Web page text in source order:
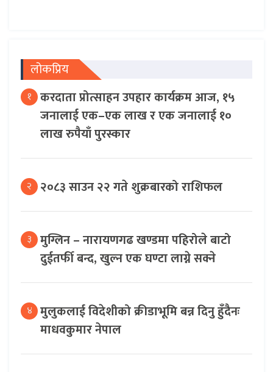
लोकप्रिय
१ करदाता प्रोत्साहन उपहार कार्यक्रम आज, १५
जनालाई एक–एक लाख र एक जनालाई १०
लाख रुपैयाँ पुरस्कार
२ २०८३ साउन २२ गते शुक्रबारको राशिफल
३ मुग्लिन – नारायणगढ खण्डमा पहिरोले बाटो
दुईतर्फी बन्द, खुल्न एक घण्टा लाग्ने सक्ने
४ मुलुकलाई विदेशीको क्रीडाभूमि बन्न दिनु हुँदैनः
माधवकुमार नेपाल